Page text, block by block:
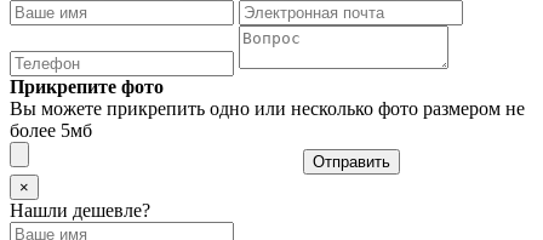
Прикрепите фото
Вы можете прикрепить одно или несколько фото размером не
более 5мб
Отправить
×
Нашли дешевле?